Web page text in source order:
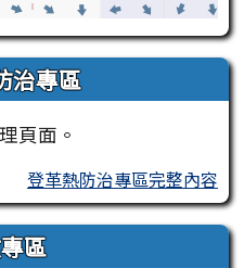
治專區
頁面。
登革熱防治專區完整內容
區